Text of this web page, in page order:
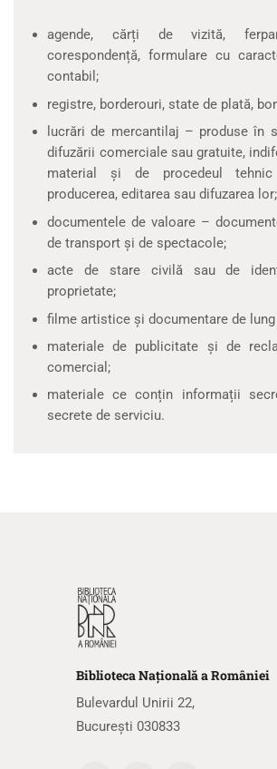
agende, cărți de vizită,
corespondență, formulare cu
contabil;
registre, borderouri, state de plată,
lucrări de mercantilaj – produse în
difuzării comerciale sau gratuite,
material și de procedeul
producerea, editarea sau difuzarea lor;
documentele de valoare –
de transport și de spectacole;
acte de stare civilă sau de
proprietate;
filme artistice și documentare de
materiale de publicitate și de
comercial;
materiale ce conțin informații
secrete de serviciu.
BibliotecaNaționalăa României
Bulevardul Unirii 22,
București 030833